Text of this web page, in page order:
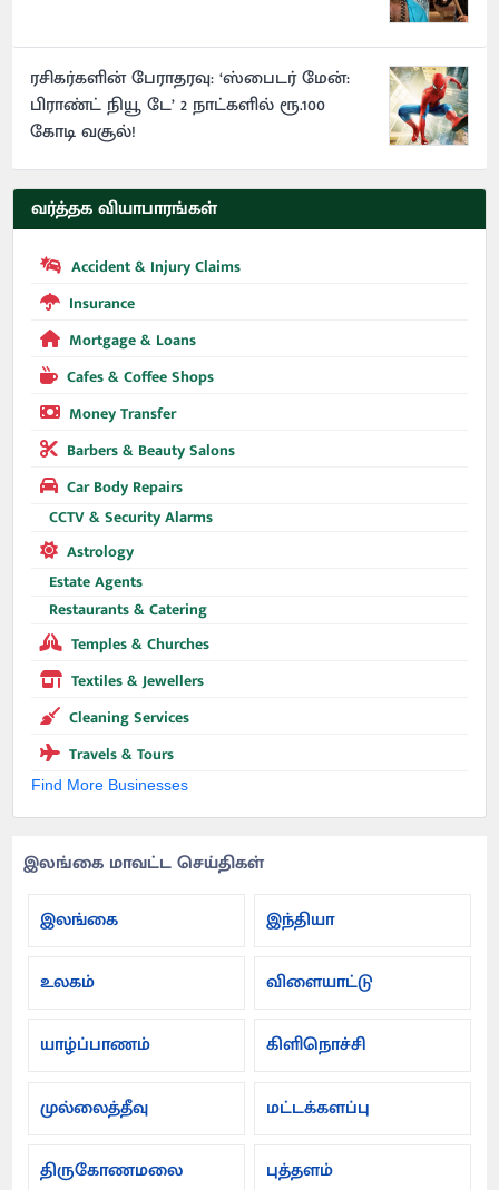
ரசிகர்களின் பேராதரவு: ‘ஸ்பைடர் மேன்:
பிராண்ட் நியூ டே’ 2 நாட்களில் ரூ.100
கோடி வசூல்!
வர்த்தக வியாபாரங்கள்
Accident & Injury Claims
Insurance
Mortgage & Loans
Cafes & Coffee Shops
Money Transfer
Barbers & Beauty Salons
Car Body Repairs
CCTV & Security Alarms
Astrology
Estate Agents
Restaurants & Catering
Temples & Churches
Textiles & Jewellers
Cleaning Services
Travels & Tours
Find More Businesses
இலங்கை மாவட்ட செய்திகள்
இலங்கை
இந்தியா
உலகம் விளையாட்டு
யாழ்ப்பாணம் கிளிநொச்சி
முல்லைத்தீவு மட்டக்களப்பு
திருகோணமலை புத்தளம்